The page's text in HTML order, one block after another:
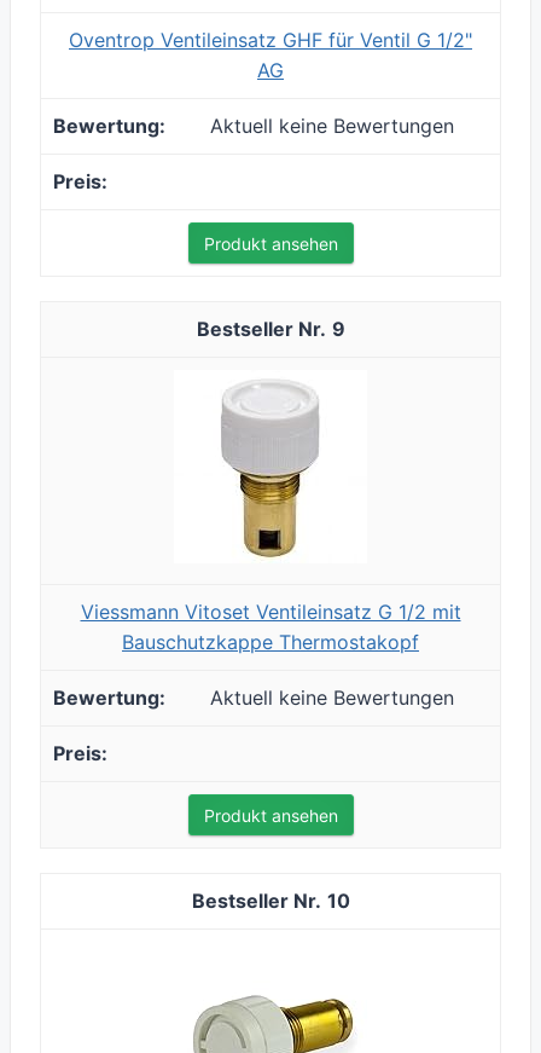
Oventrop Ventileinsatz GHF für Ventil G 1/2"
AG
Aktuell keine Bewertungen
Produkt ansehen
9
Viessmann Vitoset Ventileinsatz G 1/2 mit
Bauschutzkappe Thermostakopf
Aktuell keine Bewertungen
Produkt ansehen
10